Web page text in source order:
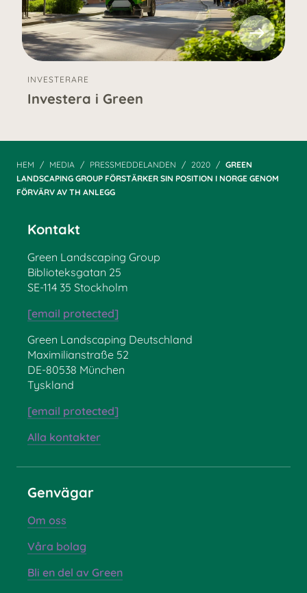
INVESTERARE
Investera i Green
HEM MEDIA PRESSMEDDELANDEN 2020
GREEN
LANDSCAPING GROUP FÖRSTÄRKER SIN POSITION I NORGE GENOM
FÖRVÄRV AV TH ANLEGG
Kontakt
Green Landscaping Group
Biblioteksgatan 25
SE-114 35 Stockholm
[email protected]
Green Landscaping Deutschland
Maximilianstraße 52
DE-80538 München
Tyskland
[email protected]
Alla kontakter
Genvägar
Om oss
Våra bolag
Bli en del av Green